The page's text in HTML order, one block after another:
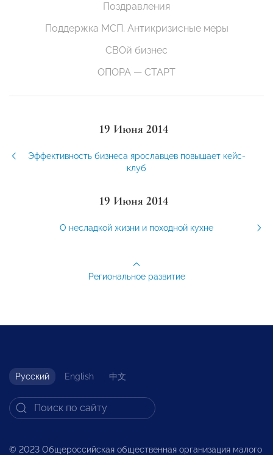
Поздравления
Поддержка МСП. Антикризисные меры
СВОй бизнес
ОПОРА — СТАРТ
19 Июня 2014
Эффективность бизнеса ярославцев повышает кейс-
клуб
19 Июня 2014
О несладкой жизни и походной кухне
Региональное развитие
Русский English 中文
© 2023 Общероссийская общественная организация малого